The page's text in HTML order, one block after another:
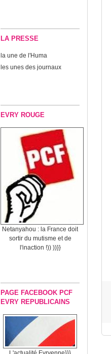
LA PRESSE
la une de l'Huma
les unes des journaux
EVRY ROUGE
Netanyahou : la France doit
sortir du mutisme et de
l'inaction !)) ))}}
PAGE FACEBOOK PCF
EVRY REPUBLICAINS
L'actualité Evryenne}}}